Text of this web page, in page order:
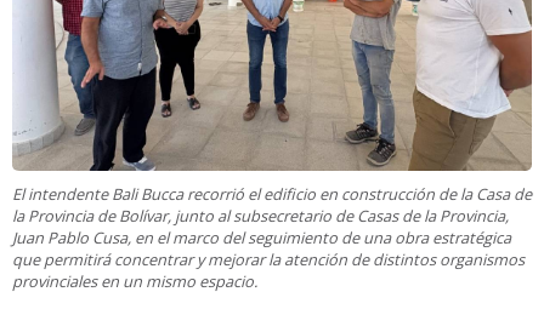
El intendente Bali Bucca recorrió el edificio en construcción de la Casa de
la Provincia de Bolívar, junto al subsecretario de Casas de la Provincia,
Juan Pablo Cusa, en el marco del seguimiento de una obra estratégica
que permitirá concentrar y mejorar la atención de distintos organismos
provinciales en un mismo espacio.